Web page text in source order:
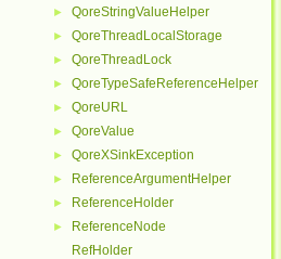
► QoreStringValueHelper
► QoreThreadLocalStorage
► QoreThreadLock
► QoreTypeSafeReferenceHelper
► QoreURL
► QoreValue
► QoreXSinkException
► ReferenceArgumentHelper
► ReferenceHolder
►
ReferenceNode
RefHolder